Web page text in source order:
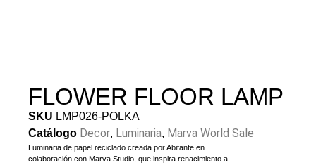
FLOWER FLOOR LAMP
SKU LMP026-POLKA
Catálogo Decor, Luminaria, Marva World Sale
Luminaria de papel reciclado creada por Abitante en
colaboración con Marva Studio, que inspira renacimiento a